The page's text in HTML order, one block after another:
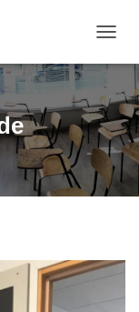
É
L
I
E
R
A
G